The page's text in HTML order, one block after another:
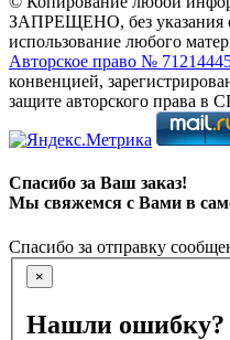
ЗАПРЕЩЕНО, без указания
использование любого
Авторское право №
конвенцией,
защите авторского права
Спасибо за Ваш заказ!
Мы свяжемся с Вами в
Спасибо за отправку
×
Нашли ошибку?